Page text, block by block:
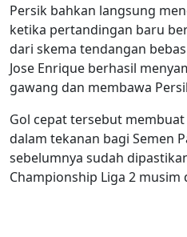
Persik bahkan langsung
ketika pertandingan baru
dari skema tendangan
Jose Enrique berhasil
gawang dan membawa
Gol cepat tersebut
dalam tekanan bagi Semen
sebelumnya sudah
Championship Liga 2 musim